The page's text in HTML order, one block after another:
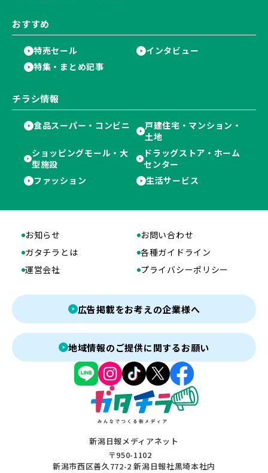
おすすめ
特売セール
インタビュー
特集・まとめ記事
チラシ情報
食品スーパー・コンビニ
戸建住宅・マンション・
土地
ショッピングモール・大
型施設
ドラッグストア・ホーム
センター
ファッション
生活サービス
新潟日報メディアネット
〒950-1102
新潟市西区善久772-2 新潟日報社黒埼本社内
お知らせ
お問い合わせ
ガタチラとは
各種ガイドライン
運営会社
プライバシーポリシー
広告掲載をお考えの企業様へ
地域情報のご提供に関するお願い